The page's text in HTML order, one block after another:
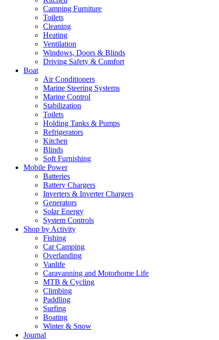
Camping Furniture
Toilets
Cleaning
Heating
Ventilation
Windows, Doors & Blinds
Driving Safety & Comfort
Boat
Air Conditioners
Marine Steering Systems
Marine Control
Stabilization
Toilets
Holding Tanks & Pumps
Refrigerators
Kitchen
Blinds
Soft Furnishing
Mobile Power
Batteries
Battery Chargers
Inverters & Inverter Chargers
Generators
Solar Energy
System Controls
Shop by Activity
Fishing
Car Camping
Overlanding
Vanlife
Caravanning and Motorhome Life
MTB & Cycling
Climbing
Paddling
Surfing
Boating
Winter & Snow
Journal